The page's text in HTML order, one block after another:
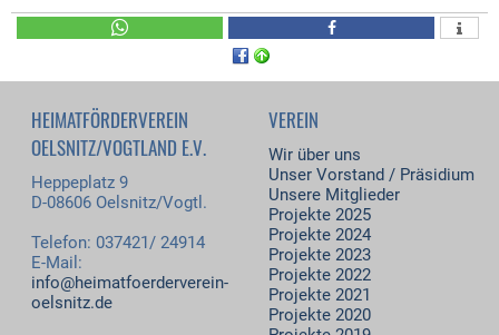
HEIMATFÖRDERVEREIN
OELSNITZ/VOGTLAND E.V.
Heppeplatz 9
D-08606 Oelsnitz/Vogtl.
Telefon: 037421/ 24914
E-Mail:
info@heimatfoerderverein-
oelsnitz.de
VEREIN
Wir über uns
Unser Vorstand / Präsidium
Unsere Mitglieder
Projekte 2025
Projekte 2024
Projekte 2023
Projekte 2022
Projekte 2021
Projekte 2020